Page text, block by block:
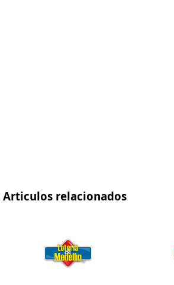
Articulos relacionados